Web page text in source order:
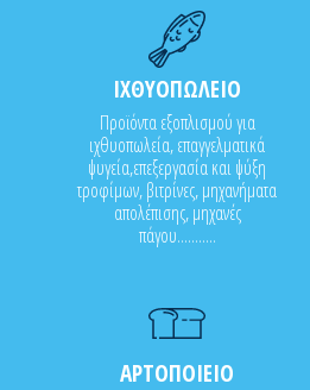
ΙΧΘΥΟΠΩΛΕΙΟ
Προϊόντα εξοπλισμού για
ιχθυοπωλεία, επαγγελματικά
ψυγεία,επεξεργασία και ψύξη
τροφίμων, βιτρίνες, μηχανήματα
απολέπισης, μηχανές
πάγου...........
ΑΡΤΟΠΟΙΕΙΟ